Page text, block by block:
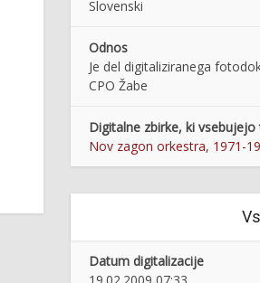
Slovenski
Odnos
Je del digitaliziranega
CPO Žabe
Digitalne zbirke, ki
Nov zagon orkestra, 1971-
Datum digitalizacije